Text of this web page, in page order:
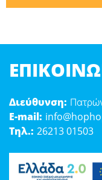
Διεύθυνση:
E-mail:
Τηλ.: 26213 01503